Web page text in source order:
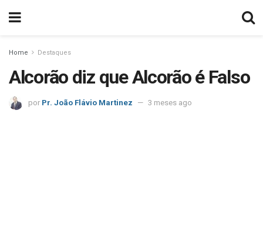
Home Destaques
Alcorão diz que Alcorão é Falso
por Pr. João Flávio Martinez 3 meses ago